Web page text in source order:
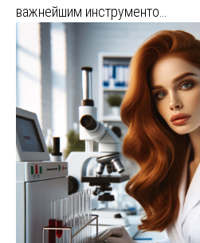
важнейшим инструменто…